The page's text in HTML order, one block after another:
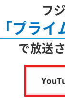
フ
「プラ
で放送